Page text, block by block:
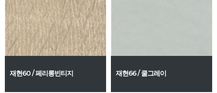
재현60 / 페리롱빈티지 재현66 / 쿨그레이